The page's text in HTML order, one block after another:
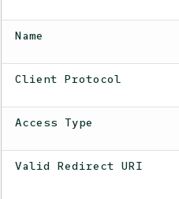
Name
Client Protocol
Access Type
Valid Redirect URI